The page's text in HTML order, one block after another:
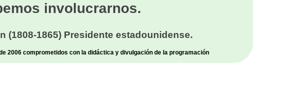
involucrarnos.
(1808-1865) Presidente estadounidense.
2006 comprometidos con la didáctica y divulgación de la programación